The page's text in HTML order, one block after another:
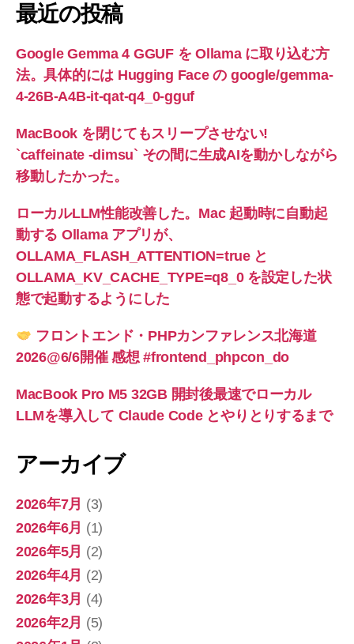
最近の投稿
Google Gemma 4 GGUF を Ollama に取り込む方
法。具体的には Hugging Face の google/gemma-
4-26B-A4B-it-qat-q4_0-gguf
MacBook を閉じてもスリープさせない!
`caffeinate -dimsu` その間に生成AIを動かしながら
移動したかった。
ローカルLLM性能改善した。Mac 起動時に自動起
動する Ollama アプリが、
OLLAMA_FLASH_ATTENTION=true と
OLLAMA_KV_CACHE_TYPE=q8_0 を設定した状
態で起動するようにした
フロントエンド・PHPカンファレンス北海道
2026@6/6開催 感想 #frontend_phpcon_do
MacBook Pro M5 32GB 開封後最速でローカル
LLMを導入して Claude Code とやりとりするまで
アーカイブ
2026年7月 (3)
2026年6月 (1)
2026年5月 (2)
2026年4月 (2)
2026年3月 (4)
2026年2月 (5)